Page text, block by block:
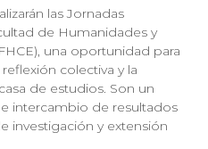
las Jornadas
de Humanidades y
una oportunidad para
colectiva y la
de estudios. Son un
intercambio de resultados
investigación y extensión